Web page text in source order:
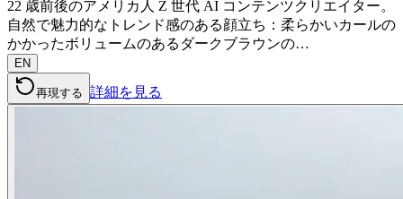
22 歳前後のアメリカ人 Z 世代 AI コンテンツクリエイター。
自然で魅力的なトレンド感のある顔立ち：柔らかいカールの
かかったボリュームのあるダークブラウンの…
EN
再現する 詳細を見る